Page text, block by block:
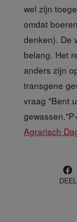
wel zijn
omdat
denken). De
belang. Het
anders zijn
transgene
vraag "Bent
Agrarisch
DEEL